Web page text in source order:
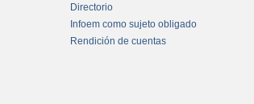
Directorio
Infoem como sujeto obligado
Rendición de cuentas